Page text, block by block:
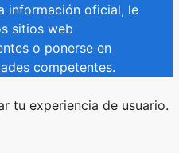
información oficial, le
sitios web
o ponerse en
competentes.
tu experiencia de usuario.